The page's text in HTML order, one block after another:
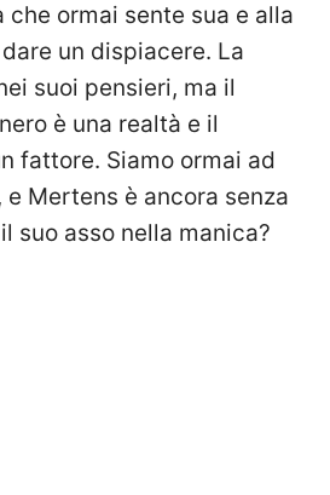
ormai sente sua e alla
un dispiacere. La
suoi pensieri, ma il
è una realtà e il
fattore. Siamo ormai ad
Mertens è ancora senza
suo asso nella manica?